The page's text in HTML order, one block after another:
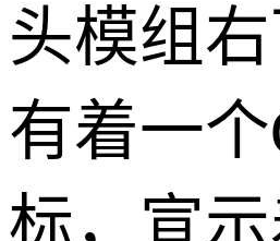
头模组右
有着一
标，宣